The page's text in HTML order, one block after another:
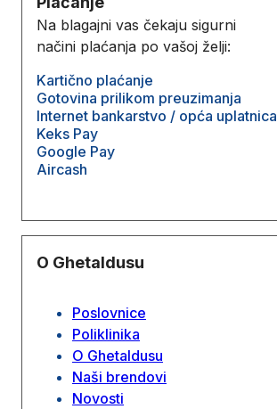
Na blagajni vas čekaju sigurni
načini plaćanja po vašoj želji:
Kartično plaćanje
Gotovina prilikom preuzimanja
Internet bankarstvo / opća uplatnica
Keks Pay
Google Pay
Aircash
O Ghetaldusu
Poslovnice
Poliklinika
O Ghetaldusu
Naši brendovi
Novosti